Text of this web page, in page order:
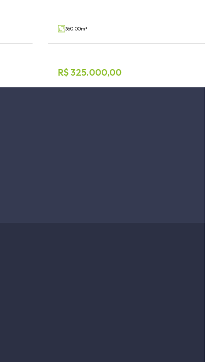
360.00m²
R$ 325.000,00